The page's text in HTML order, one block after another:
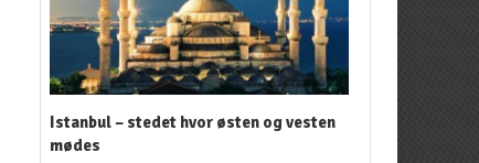
Istanbul – stedet hvor østen og vesten
mødes